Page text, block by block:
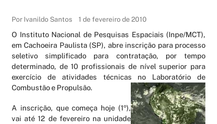
Por Ivanildo Santos 1 de fevereiro de 2010
O Instituto Nacional de Pesquisas Espaciais (Inpe/MCT),
em Cachoeira Paulista (SP), abre inscrição para processo
seletivo simplificado para contratação, por tempo
determinado, de 10 profissionais de nível superior para
exercício de atividades técnicas no Laboratório de
Combustão e Propulsão.
A inscrição, que começa hoje (1º),
vai até 12 de fevereiro na unidade